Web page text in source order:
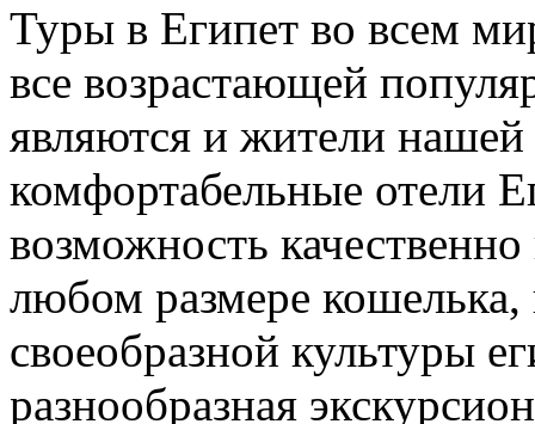
Туры в Египет во всем
все возрастающей
являются и жители
комфортабельные отели
возможность
любом размере кошелька,
своеобразной культуры
разнообразная